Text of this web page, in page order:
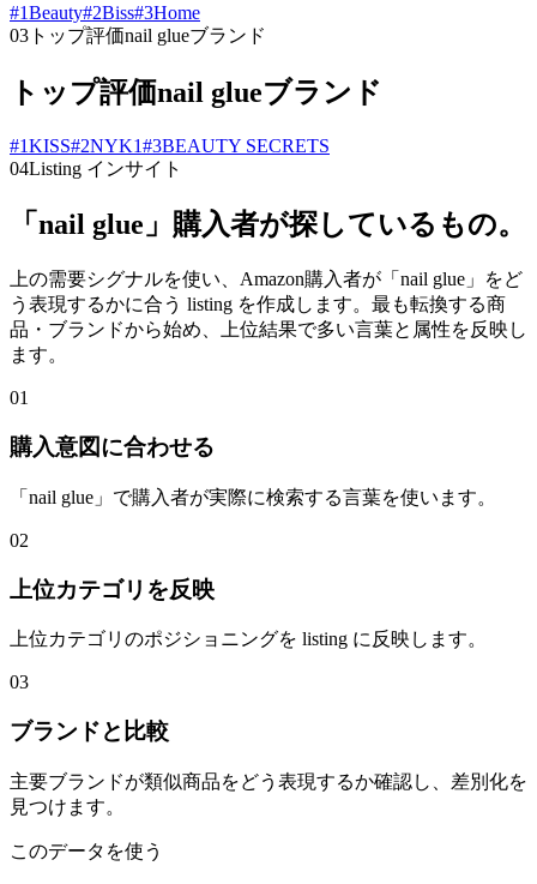
#1Beauty#2Biss#3Home
03 トップ評価nail glueブランド
トップ評価nail glueブランド
#1KISS#2NYK1#3BEAUTY SECRETS
04Listing インサイト
「nail glue」購入者が探しているもの。
上の需要シグナルを使い、Amazon購入者が「nail glue」をど
う表現するかに合う listing を作成します。最も転換する商
品・ブランドから始め、上位結果で多い言葉と属性を反映し
ます。
01
購入意図に合わせる
「nail glue」で購入者が実際に検索する言葉を使います。
02
上位カテゴリを反映
上位カテゴリのポジショニングを listing に反映します。
03
ブランドと比較
主要ブランドが類似商品をどう表現するか確認し、差別化を
見つけます。
このデータを使う